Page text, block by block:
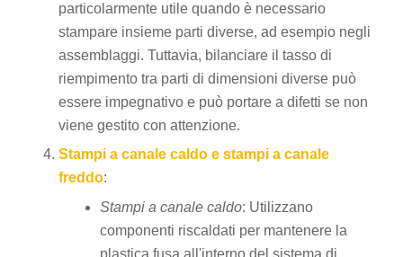
particolarmente utile quando è necessario
stampare insieme parti diverse, ad esempio negli
assemblaggi. Tuttavia, bilanciare il tasso di
riempimento tra parti di dimensioni diverse può
essere impegnativo e può portare a difetti se non
viene gestito con attenzione.
Stampi a canale caldo e stampi a canale
freddo:
Stampi a canale caldo: Utilizzano
componenti riscaldati per mantenere la